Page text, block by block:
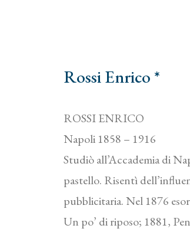
Rossi Enrico *
ROSSI ENRICO
Napoli 1858 – 1916
Studiò all’Accademia di
pastello. Risentì
pubblicitaria. Nel 1876
Un po’ di riposo; 1881,